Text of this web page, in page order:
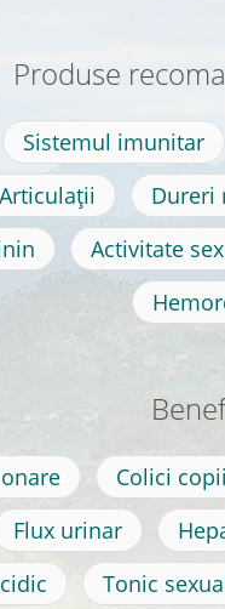
Produse
Sistemul imunitar
Articulații Dureri
Activitate
Colici copii
Flux urinar
Tonic